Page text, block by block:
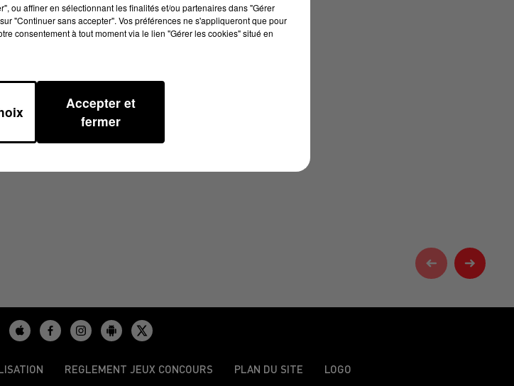
REGLEMENT JEUX CONCOURS PLAN DU SITE LOGO
ou affiner en sélectionnant les finalités et/ou partenaires dans "Gérer
"Continuer sans accepter". Vos préférences ne s'appliqueront que pour
consentement à tout moment via le lien "Gérer les cookies" situé en
Accepter et
fermer